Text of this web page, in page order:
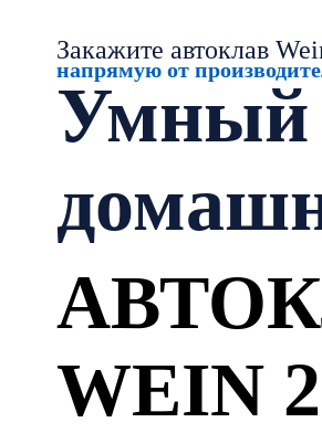
Закажите автоклав
напрямую от
Умный
WEIN